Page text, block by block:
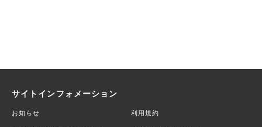
サイトインフォメーション
お知らせ 利用規約